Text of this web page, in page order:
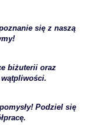
się z naszą
biżuterii oraz
Podziel się